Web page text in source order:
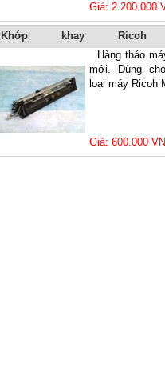
Giá: 2.200.000
Khớp khay Ricoh
4000/5000/4001/5001Hàng tháo
mới. Dùng
loại máy Ricoh
Giá: 600.000